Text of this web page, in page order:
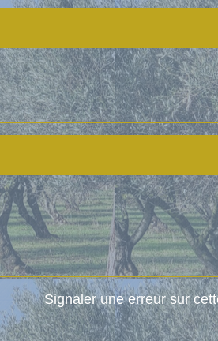
Signaler une erreur sur